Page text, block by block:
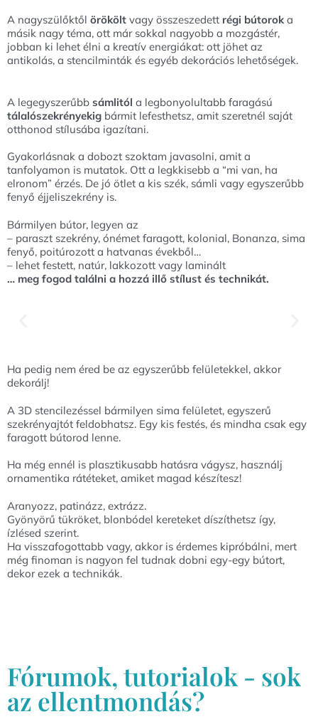
A nagyszülőktől örökölt vagy összeszedett régi bútoroka
másik nagy téma, ott már sokkal nagyobb a mozgástér,
jobban ki lehet élni a kreatív energiákat: ott jöhet az
antikolás, a stencilminták és egyéb dekorációs lehetőségek.
A legegyszerűbb sámlitól a legbonyolultabb faragású
tálalószekrényekig bármit lefesthetsz, amit szeretnél saját
otthonod stílusába igazítani.
Gyakorlásnak a dobozt szoktam javasolni, amit a
tanfolyamon is mutatok. Ott a legkkisebb a “mi van, ha
elronom” érzés. De jó ötlet a kis szék, sámli vagy egyszerűbb
fenyő éjjeliszekrény is.
Bármilyen bútor, legyen az
– paraszt szekrény, ónémet faragott, kolonial, Bonanza, sima
fenyő, poitúrozott a hatvanas évekből…
– lehet festett, natúr, lakkozott vagy laminált
… meg fogod találni a hozzá illő stílust és technikát.
Ha pedig nem éred be az egyszerűbb felületekkel, akkor
dekorálj!
A 3D stencilezéssel bármilyen sima felületet, egyszerű
szekrényajtót feldobhatsz. Egy kis festés, és mindha csak egy
faragott bútorod lenne.
Ha még ennél is plasztikusabb hatásra vágysz, használj
ornamentika rátéteket, amiket magad készítesz!
Aranyozz, patinázz, extrázz.
Gyönyörű tükröket, blonbódel kereteket díszíthetsz így,
ízlésed szerint.
Ha visszafogottabb vagy, akkor is érdemes kipróbálni, mert
még finoman is nagyon fel tudnak dobni egy-egy bútort,
dekor ezek a technikák.
Fórumok, tutorialok - sok
az ellentmondás?